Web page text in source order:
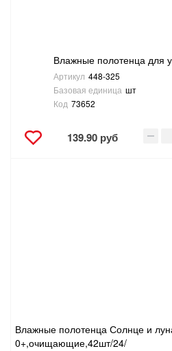
СНЕГОУБОРОЧНЫЙ
СТРЕМЯНКИ,ЛЕСТНИЦЫ
СТРОИТЕЛЬНЫЕ И
ЭЛЕКТРОМОНТАЖНЫЕ
Влажные полотенца для
Артикул 448-325
Базовая единица шт
Код 73652
139.90 руб
Влажные полотенца Солнце и
0+,очищающие,42шт/24/